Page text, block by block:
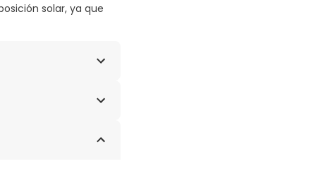
solar, ya que
CETETH-20,
BOSWELLIA